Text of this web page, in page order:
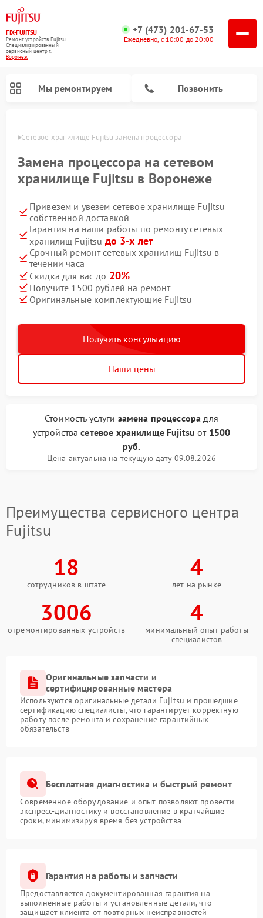
FIX-FUJITSU
Ремонт устройств Fujitsu
Специализированный
cервисный центр г.
Воронеж
+7 (473) 201-67-53
Ежедневно, с 10:00 до 20:00
Мы ремонтируем Позвонить
Сетевое хранилище Fujitsu замена процессора
Замена процессора на сетевом
хранилище Fujitsu в Воронеже
Привезем и увезем сетевое хранилище Fujitsu
собственной доставкой
Гарантия на наши работы по ремонту сетевых
хранилищ Fujitsu до 3-х лет
Срочный ремонт сетевых хранилищ Fujitsu в
течении часа
Скидка для вас до 20%
Получите 1500 рублей на ремонт
Оригинальные комплектующие Fujitsu
Получить консультацию
Наши цены
Стоимость услуги замена процессора для
устройствасетевое хранилище Fujitsu от 1500
руб.
Цена актуальна на текущую дату 09.08.2026
Преимущества сервисного центра
Fujitsu
18
сотрудников в штате
4
лет на рынке
3006
отремонтированных устройств
4
минимальный опыт работы
специалистов
Оригинальные запчасти и
сертифицированные мастера
Используются оригинальные детали Fujitsu и прошедшие
сертификацию специалисты, что гарантирует корректную
работу после ремонта и сохранение гарантийных
обязательств
Бесплатная диагностика и быстрый ремонт
Современное оборудование и опыт позволяют провести
экспресс-диагностику и восстановление в кратчайшие
сроки, минимизируя время без устройства
Гарантия на работы и запчасти
Предоставляется документированная гарантия на
выполненные работы и установленные детали, что
защищает клиента от повторных неисправностей